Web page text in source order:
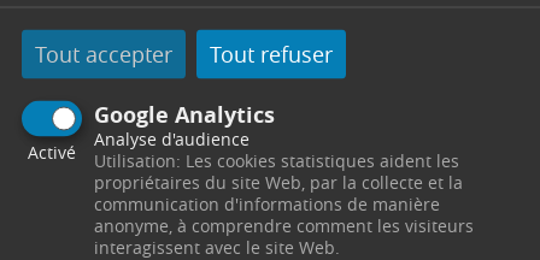
Tout accepter Tout refuser
Google Analytics
Activé
Analyse d'audience
Utilisation: Les cookies statistiques aident les
propriétaires du site Web, par la collecte et la
communication d'informations de manière
anonyme, à comprendre comment les visiteurs
interagissent avec le site Web.
Horaires : Du lundi au vendredi de 8h30 à 12h00
sans RDV et de 13h30 à 17h00 sur RDV -
ccas@trets.fr
Contacter par mail
Contacter